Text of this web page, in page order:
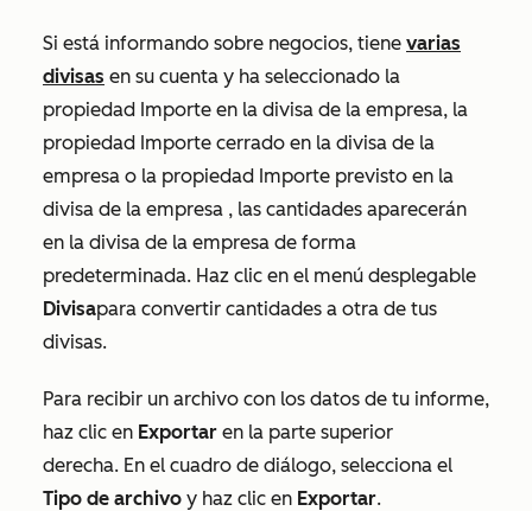
Si está informando sobre negocios, tiene varias
divisas en su cuenta y ha seleccionado la
propiedad Importe en la divisa de la empresa, la
propiedad Importe cerrado en la divisa de la
empresa o la propiedad Importe previsto en la
divisa de la empresa , las cantidades aparecerán
en la divisa de la empresa de forma
predeterminada. Haz clic en el menú desplegable
Divisapara convertir cantidades a otra de tus
divisas.
Para recibir un archivo con los datos de tu informe,
haz clic en Exportar en la parte superior
derecha. En el cuadro de diálogo, selecciona el
Tipo de archivo y haz clic en Exportar.